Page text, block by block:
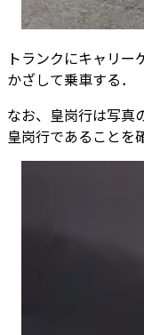
トランクにキャリー
かざして乗車する．
なお、皇岗行は写真
皇岗行であることを